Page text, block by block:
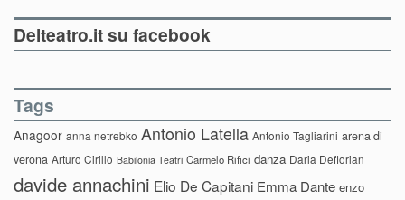
Delteatro.it su facebook
Tags
Anagoor anna netrebko Antonio Latella Antonio Tagliarini arena di
verona Arturo Cirillo Babilonia Teatri Carmelo Rifici danza Daria Deflorian
davide annachini Elio De Capitani Emma Dante enzo